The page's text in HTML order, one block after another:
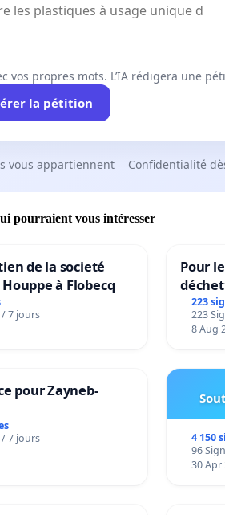
vos propres mots. L’IA rédigera une
la pétition
vous appartiennent Confidentialité
pourraient vous intéresser
de la societé
à Flobecq
7 jours
Pour
223
223
8 Aug
pour Zayneb-
7 jours
4 150
96
30 Apr